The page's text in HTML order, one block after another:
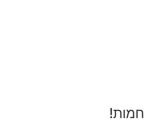
חמות!